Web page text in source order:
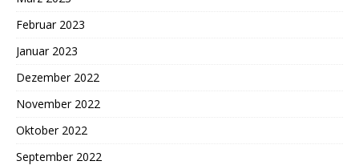
Februar 2023
Januar 2023
Dezember 2022
November 2022
Oktober 2022
September 2022